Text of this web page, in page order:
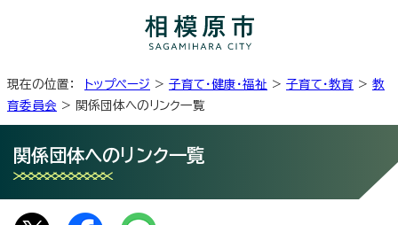
現在の位置： トップページ > 子育て・健康・福祉 > 子育て・教育 > 教
育委員会 > 関係団体へのリンク一覧
関係団体へのリンク一覧